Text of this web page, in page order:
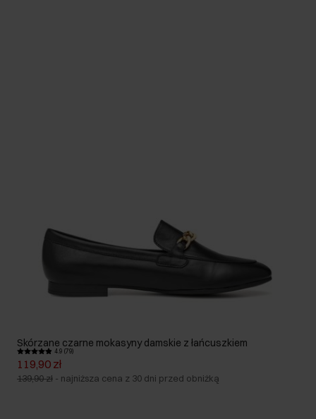
Skórzane czarne mokasyny damskie z łańcuszkiem
4.9 (79)
119,90 zł
139,90 zł - najniższa cena z 30 dni przed obniżką